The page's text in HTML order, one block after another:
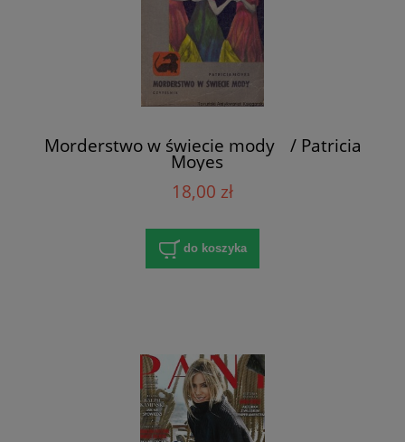
Morderstwo w świecie mody / Patricia
Moyes
18,00 zł
do koszyka